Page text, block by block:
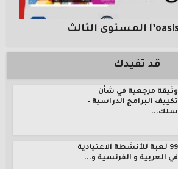
قد تفيدك
وثيقة مرجعية في شأن
تكييف البرامج الدراسية –
سلك...
99 لعبة للأنشطة الاعتيادية
في العربية و الفرنسية و...